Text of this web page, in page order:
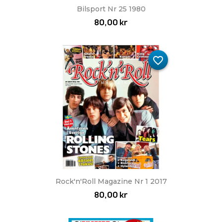
Bilsport Nr 25 1980
80,00 kr
Rock'n'Roll Magazine Nr 1 2017
80,00 kr
favorite_border